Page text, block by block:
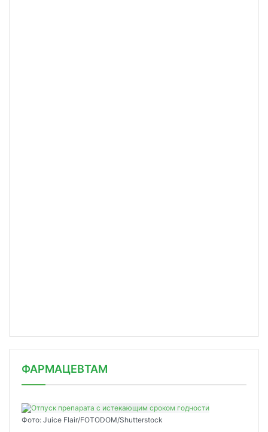
ФАРМАЦЕВТАМ
Фото: Juice Flair/FOTODOM/Shutterstoсk